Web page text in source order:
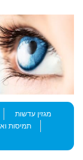
Menu
Skip to content
מגזין עדשות
תמיסות